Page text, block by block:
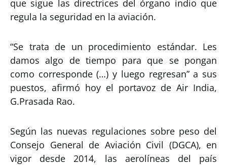
que sigue las directrices del órgano indio que
regula la seguridad en la aviación.
“Se trata de un procedimiento estándar. Les
damos algo de tiempo para que se pongan
como corresponde (…) y luego regresan” a sus
puestos, afirmó hoy el portavoz de Air India,
G.Prasada Rao.
Según las nuevas regulaciones sobre peso del
Consejo General de Aviación Civil (DGCA), en
vigor desde 2014, las aerolíneas del país